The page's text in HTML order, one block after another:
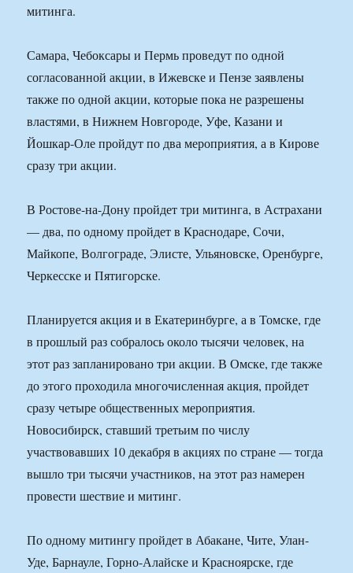
митинга.
Самара, Чебоксары и Пермь проведут по одной
согласованной акции, в Ижевске и Пензе заявлены
также по одной акции, которые пока не разрешены
властями, в Нижнем Новгороде, Уфе, Казани и
Йошкар-Оле пройдут по два мероприятия, а в Кирове
сразу три акции.
В Ростове-на-Дону пройдет три митинга, в Астрахани
— два, по одному пройдет в Краснодаре, Сочи,
Майкопе, Волгограде, Элисте, Ульяновске, Оренбурге,
Черкесске и Пятигорске.
Планируется акция и в Екатеринбурге, а в Томске, где
в прошлый раз собралось около тысячи человек, на
этот раз запланировано три акции. В Омске, где также
до этого проходила многочисленная акция, пройдет
сразу четыре общественных мероприятия.
Новосибирск, ставший третьим по числу
участвовавших 10 декабря в акциях по стране — тогда
вышло три тысячи участников, на этот раз намерен
провести шествие и митинг.
По одному митингу пройдет в Абакане, Чите, Улан-
Уде, Барнауле, Горно-Алайске и Красноярске, где